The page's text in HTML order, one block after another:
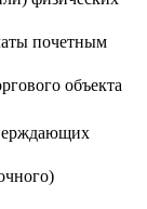
почетным
объекта